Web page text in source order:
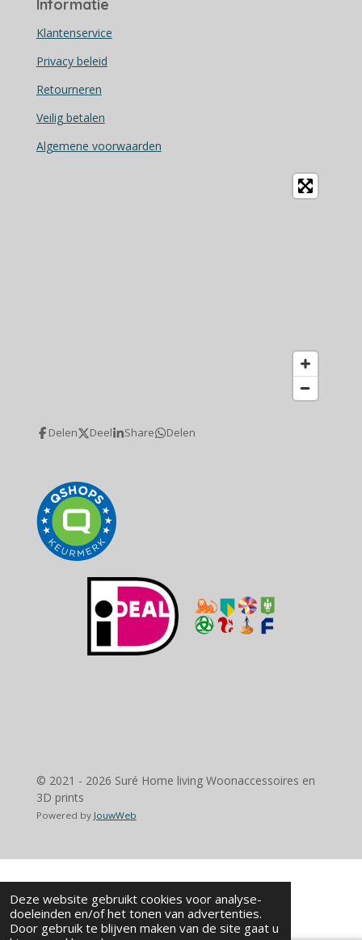
Deze website gebruikt cookies voor analyse-
doeleinden en/of het tonen van advertenties.
Door gebruik te blijven maken van de site gaat u
Informatie
Klantenservice
Privacy beleid
Retourneren
Veilig betalen
Algemene voorwaarden
Delen Deel Share Delen
© 2021 - 2026 Suré Home living Woonaccessoires en
3D prints
Powered by JouwWeb